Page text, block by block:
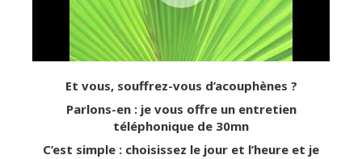
Et vous, souffrez-vous d’acouphènes ?
Parlons-en : je vous offre un entretien
téléphonique de 30mn
C’est simple : choisissez le jour et l’heure et je